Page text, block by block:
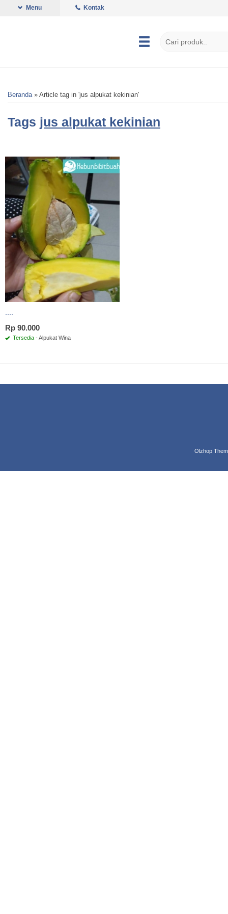
Menu Kontak
Beranda» Article tag in 'jus alpukat kekinian'
Tags jus alpukat kekinian
....
Rp 90.000
Tersedia - Alpukat Wina
Olzhop